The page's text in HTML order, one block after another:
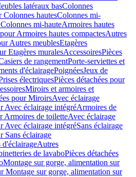
latéraux basColonnes
Colonnes hautesColonnes mi-
mi-hauteArmoires hautes
Armoires hautes compactesAutres
Autres meublesEtagères
Etagères muralesAccessoiresPièces
de rangementPorte-serviettes et
d'éclairagePoignéesJeux de
électriquesPièces détachées pour
Miroirs et armoires et
pour MiroirsAvec éclairage
Avec éclairage intégréArmoires de
Armoires de toiletteAvec éclairage
Avec éclairage intégréSans éclairage
Sans éclairage
d'éclairageAutres
de lavaboPièces détachées
Montage sur gorge, alimentation sur
Montage sur gorge, alimentation sur